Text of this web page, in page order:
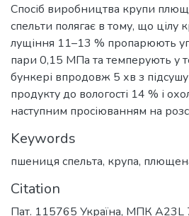
Спосіб виробництва крупи
спельти полягає в тому, що цілу
лущіння 11–13 % пропарюють
пари 0,15 МПа та темперують у
бункері впродовж 5 хв з
продукту до вологості 14 % і
наступним просіюванням на
Keywords
пшениця спельта, крупа,
Citation
Пат. 115765 Україна, МПК A23L